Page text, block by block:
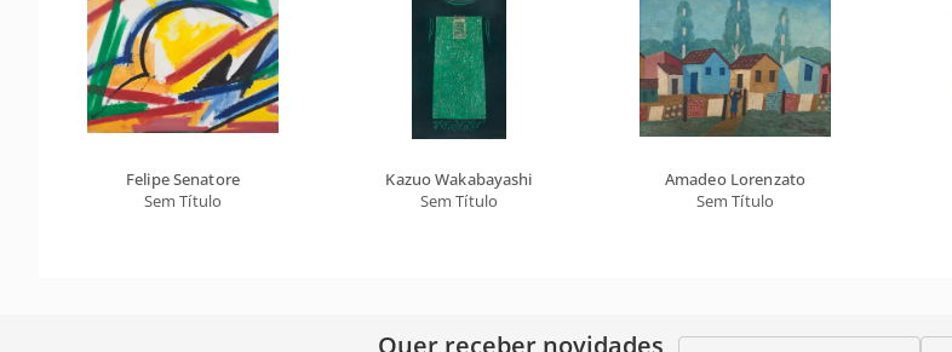
Felipe Senatore
Sem Título
Kazuo Wakabayashi
Sem Título
Amadeo Lorenzato
Sem Título
Quer receber novidades